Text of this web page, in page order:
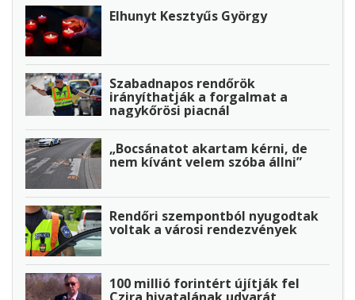
Elhunyt Kesztyűs György
Szabadnapos rendőrök
irányíthatják a forgalmat a
nagykőrösi piacnál
„Bocsánatot akartam kérni, de
nem kívánt velem szóba állni”
Rendőri szempontból nyugodtak
voltak a városi rendezvények
100 millió forintért újítják fel